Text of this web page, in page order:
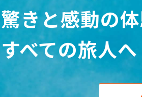
驚きと感動の
すべての旅人へ